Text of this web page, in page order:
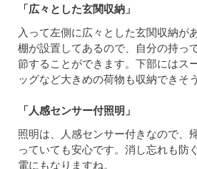
「広々とした玄関収納」
入って左側に広々とした玄関収納が
棚が設置してあるので、自分の持っ
節することができます。下部にはス
ッグなど大きめの荷物も収納できそ
「人感センサー付照明」
照明は、人感センサー付きなので、
っていても安心です。消し忘れも防
電にもなりますね。